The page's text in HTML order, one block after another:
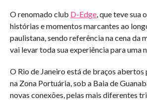
O renomado club D-Edge, que teve sua
histórias e momentos marcantes ao
paulistana, sendo referência na cena da
vai levar toda sua experiência para uma
O Rio de Janeiro está de braços
na Zona Portuária, sob a Baia de
novas conexões, pelas mais diferentes